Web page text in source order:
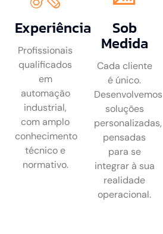
Experiência
Profissionais
qualificados
em
automação
industrial,
com amplo
conhecimento
técnico e
normativo.
Sob
Medida
Cada cliente
é único.
Desenvolvemos
soluções
personalizadas,
pensadas
para se
integrar à sua
realidade
operacional.